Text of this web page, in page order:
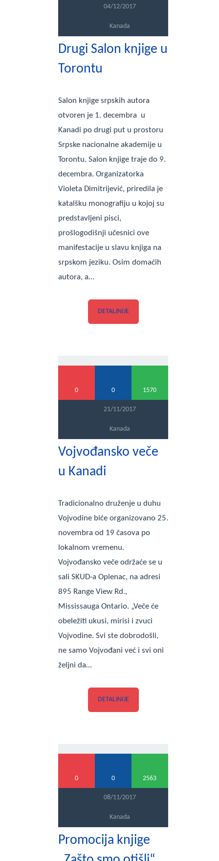
04/12/2017
Kanada
Drugi Salon knjige u
Torontu
Salon knjige srpskih autora
otvoren je 1. decembra u
Kanadi po drugi put u prostoru
Srpske nacionalne akademije u
Torontu. Salon knjige traje do 9.
decembra. Organizatorka
Violeta Dimitrijević, priredila je
katalšku monografiju u kojoj su
predstavljeni pisci,
prošlogodišnji učesnici ove
manifestacije u slavu knjiga na
srpskom jeziku. Osim domaćih
autora, a…
DETALJNIJE
0 0 1570
21/11/2017
Kanada
Vojvođansko veče
u Kanadi
Tradicionalno druženje u duhu
Vojvodine biće organizovano 25.
novembra od 19 časova po
lokalnom vremenu.
Vojvođansko veče održaće se u
sali SKUD-a Oplenac, na adresi
895 Range View Rd.,
Mississauga Ontario. „Veče će
obeležiti ukusi, mirisi i zvuci
Vojvodine. Svi ste dobrodošli,
ne samo Vojvođani već i svi oni
željni da…
DETALJNIJE
0 0 2563
08/11/2017
Kanada
Promocija knjige